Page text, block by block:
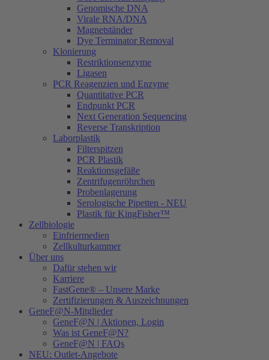
Genomische DNA
Virale RNA/DNA
Magnetständer
Dye Terminator Removal
Klonierung
Restriktionsenzyme
Ligasen
PCR Reagenzien und Enzyme
Quantitative PCR
Endpunkt PCR
Next Generation Sequencing
Reverse Transkription
Laborplastik
Filterspitzen
PCR Plastik
Reaktionsgefäße
Zentrifugenröhrchen
Probenlagerung
Serologische Pipetten - NEU
Plastik für KingFisher™
Zellbiologie
Einfriermedien
Zellkulturkammer
Über uns
Dafür stehen wir
Karriere
FastGene® – Unsere Marke
Zertifizierungen & Auszeichnungen
GeneF@N-Mitglieder
GeneF@N | Aktionen, Login
Was ist GeneF@N?
GeneF@N | FAQs
NEU: Outlet-Angebote